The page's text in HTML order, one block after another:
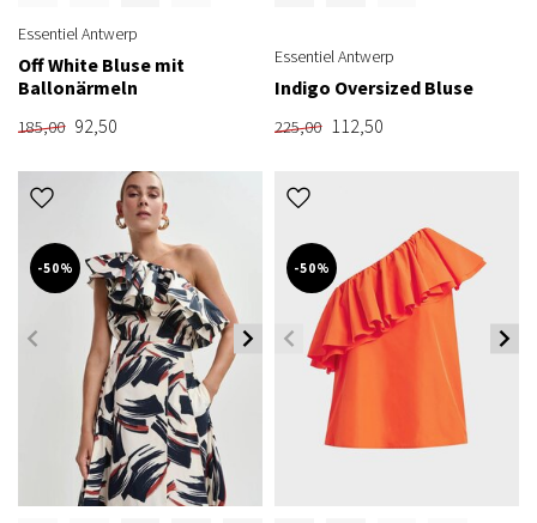
Essentiel Antwerp
Off White Bluse mit
Ballonärmeln
185,00 92,50
Essentiel Antwerp
Indigo Oversized Bluse
225,00 112,50
-50% -50%